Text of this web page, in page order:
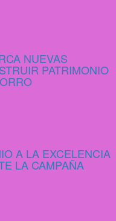
NUEVAS
PATRIMONIO
A LA EXCELENCIA
LA CAMPAÑA